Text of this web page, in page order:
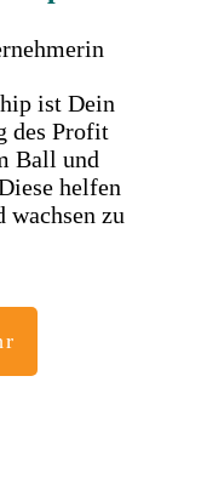
ist Dein
des Profit
Ball und
helfen
wachsen zu